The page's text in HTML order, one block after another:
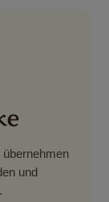
übernehmen
und